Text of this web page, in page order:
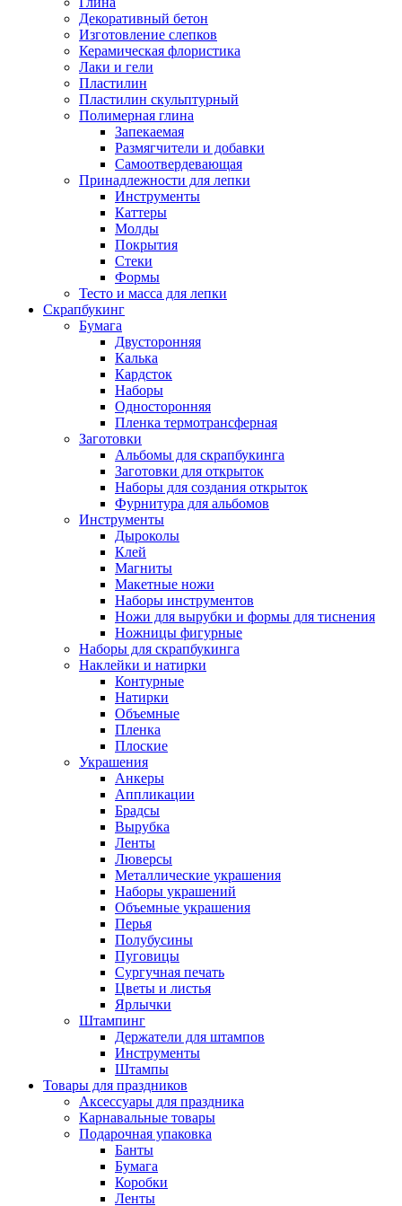
Декоративный бетон
Изготовление слепков
Керамическая флористика
Лаки и гели
Пластилин
Пластилин скульптурный
Полимерная глина
Запекаемая
Размягчители и добавки
Самоотвердевающая
Принадлежности для лепки
Инструменты
Каттеры
Молды
Покрытия
Стеки
Формы
Тесто и масса для лепки
Скрапбукинг
Бумага
Двусторонняя
Калька
Кардсток
Наборы
Односторонняя
Пленка термотрансферная
Заготовки
Альбомы для скрапбукинга
Заготовки для открыток
Наборы для создания открыток
Фурнитура для альбомов
Инструменты
Дыроколы
Клей
Магниты
Макетные ножи
Наборы инструментов
Ножи для вырубки и формы для тиснения
Ножницы фигурные
Наборы для скрапбукинга
Наклейки и натирки
Контурные
Натирки
Объемные
Пленка
Плоские
Украшения
Анкеры
Аппликации
Брадсы
Вырубка
Ленты
Люверсы
Металлические украшения
Наборы украшений
Объемные украшения
Перья
Полубусины
Пуговицы
Сургучная печать
Цветы и листья
Ярлычки
Штампинг
Держатели для штампов
Инструменты
Штампы
Товары для праздников
Аксессуары для праздника
Карнавальные товары
Подарочная упаковка
Банты
Бумага
Коробки
Ленты